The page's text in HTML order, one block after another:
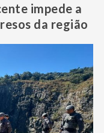
impede a
da região